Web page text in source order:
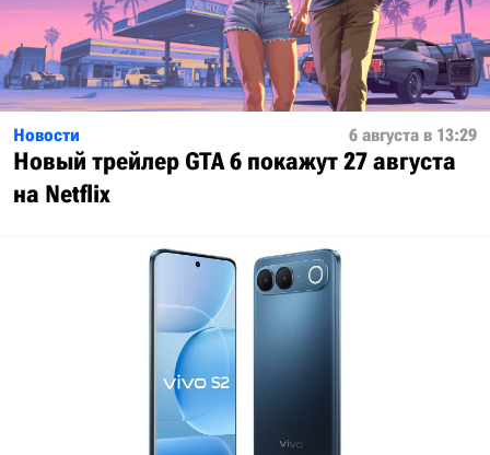
Новости 6 августа в 13:29
Новый трейлер GTA 6 покажут 27 августа
на Netflix